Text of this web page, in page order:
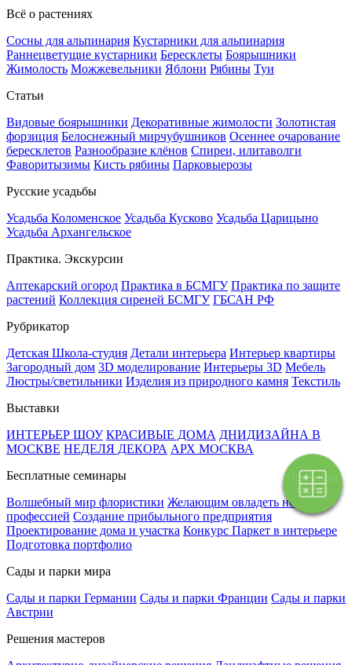
Поэтапная
оплата
Всё о растениях
Сосны для альпинария Кустарники для альпинария
Раннецветущие кустарники Бересклеты Боярышники
Жимолость Можжевельники Яблони Рябины Туи
Статьи
Видовые боярышники Декоративные жимолости Золотистая
форзиция Белоснежный мирчубушников Осеннее очарование
бересклетов Разнообразие клёнов Спиреи, илитаволги
Фаворитызимы Кисть рябины Парковыерозы
Русские усадьбы
Усадьба Коломенское Усадьба Кусково Усадьба Царицыно
Усадьба Архангельское
Практика. Экскурсии
Аптекарский огород Практика в БСМГУ Практика по защите
растений Коллекция сиреней БСМГУ ГБСАН РФ
Рубрикатор
Детская Школа-студия Детали интерьера Интерьер квартиры
Загородный дом 3D моделирование Интерьеры 3D Мебель
Люстры/светильники Изделия из природного камня Текстиль
Выставки
ИНТЕРЬЕР ШОУ КРАСИВЫЕ ДОМА ДНИДИЗАЙНА В
МОСКВЕ НЕДЕЛЯ ДЕКОРА АРХ МОСКВА
Бесплатные семинары
Волшебный мир флористики Желающим овладеть новой
профессией Создание прибыльного предприятия
Проектирование дома и участка Конкурс Паркет в интерьере
Подготовка портфолио
Сады и парки мира
Сады и парки Германии Сады и парки Франции Сады и парки
Австрии
Решения мастеров